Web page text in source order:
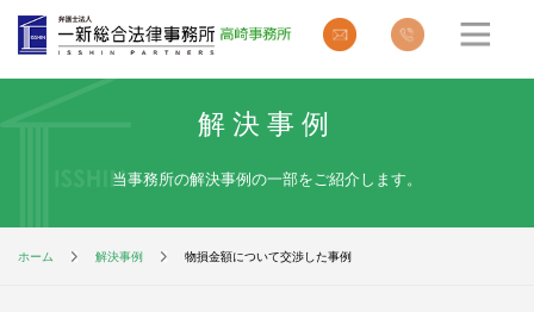
解決事例
当事務所の解決事例の一部をご紹介します。
ホーム 解決事例 物損金額について交渉した事例